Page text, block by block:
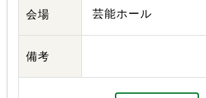
会場 芸能ホール
備考